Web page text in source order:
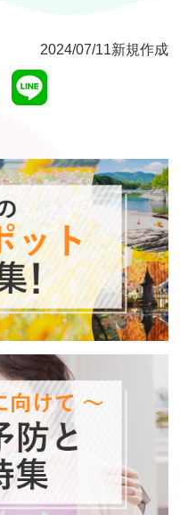
2024/07/11新規作成